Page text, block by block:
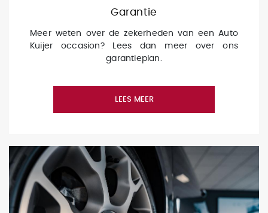
Garantie
Meer weten over de zekerheden van een Auto
Kuijer occasion? Lees dan meer over ons
garantieplan.
LEES MEER